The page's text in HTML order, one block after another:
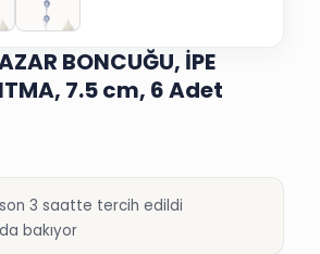
BONCUĞU, İPE
7.5 cm, 6 Adet
3 saatte tercih edildi
bakıyor